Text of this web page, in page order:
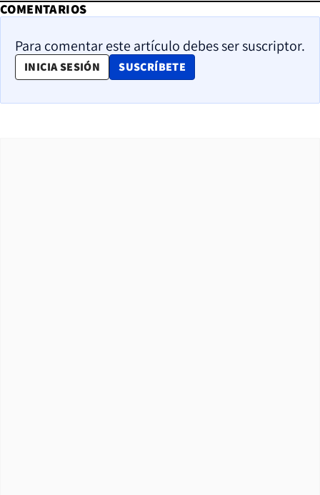
COMENTARIOS
Para comentar este artículo debes ser suscriptor.
INICIA SESIÓN SUSCRÍBETE
OPENS IN NEW WINDOW